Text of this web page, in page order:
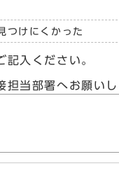
つけにくかった
入ください。
当部署へお願い